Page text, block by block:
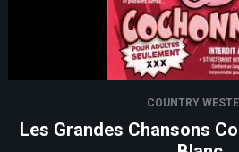
COUNTRY
Les Grandes Chansons